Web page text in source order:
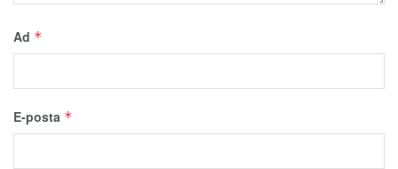
Ad *
E-posta *